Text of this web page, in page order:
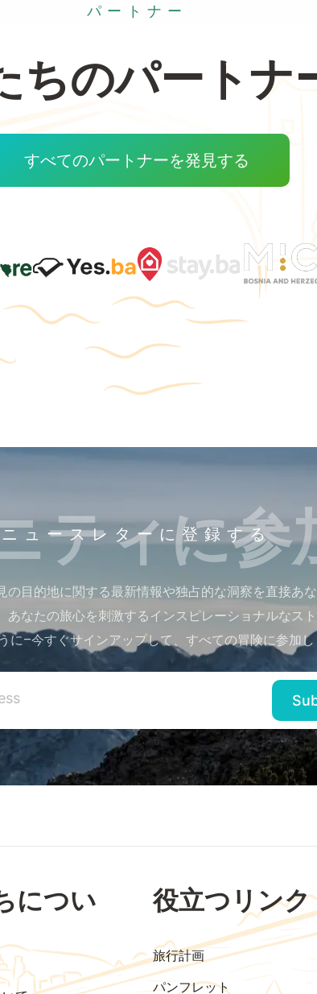
パートナー
ちのパートナ
すべてのパートナーを発見する
ニュースレターに登録する
ティに参
の目的地に関する最新情報や独占的な洞察を直接あ
あなたの旅心を刺激するインスピレーショナルなス
に–今すぐサインアップして、すべての冒険に参加
につい
役立つリンク
旅行計画
パンフレット